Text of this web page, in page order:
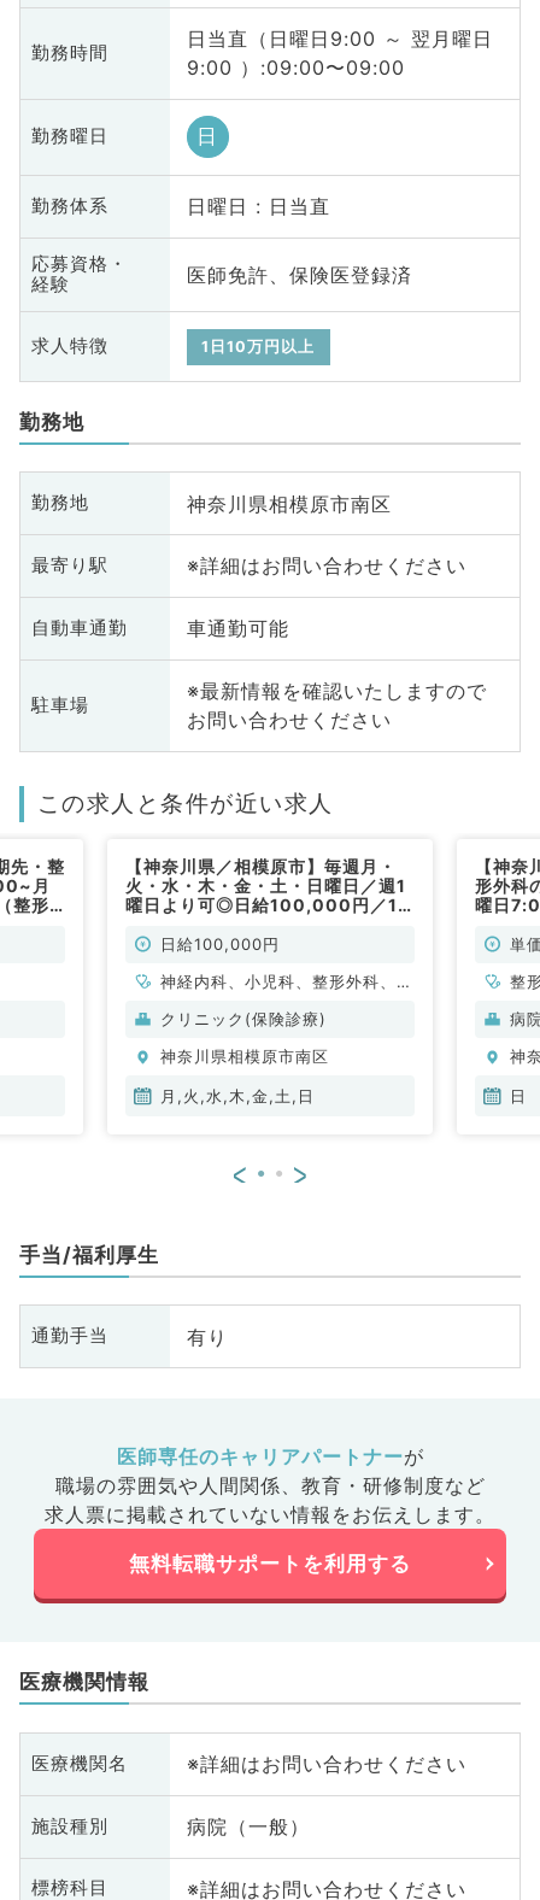
勤務時間
日当直（日曜日9:00 ～ 翌月曜日
9:00 ）:09:00〜09:00
勤務曜日 日
勤務体系 日曜日 : 日当直
応募資格・
経験
医師免許、保険医登録済
求人特徴 1日10万円以上
勤務地
勤務地 神奈川県相模原市南区
最寄り駅 ※詳細はお問い合わせください
自動車通勤 車通勤可能
駐車場
※最新情報を確認いたしますので
お問い合わせください
この求人と条件が近い求人
先・整
月
整形
【神奈川県／相模原市】毎週月・
火・水・木・金・土・日曜日／週1
曜日より可◎日給100,000円／10
駅より直結アクセス抜群♪（内科系,
非常勤）
日給100,000円
神経内科、小児科、整形外科、形
成外科、脳神経外科、呼吸器外
器科、一般内科、循環器内科、呼
吸器内科、消化器内科、内分泌・
科、乳腺外科、総合診療科、膠原
クリニック(保険診療)
神奈川県相模原市南区
月,火,水,木,金,土,日
【神
形外科
曜日
単
整
病
神
日
< >
手当/福利厚生
通勤手当 有り
医師専任のキャリアパートナーが
職場の雰囲気や人間関係、 教育・研修制度など
求人票に掲載されていない情報をお伝えします。
無料転職サポートを利用する
医療機関情報
医療機関名 ※詳細はお問い合わせください
施設種別 病院（一般）
標榜科目 ※詳細はお問い合わせください